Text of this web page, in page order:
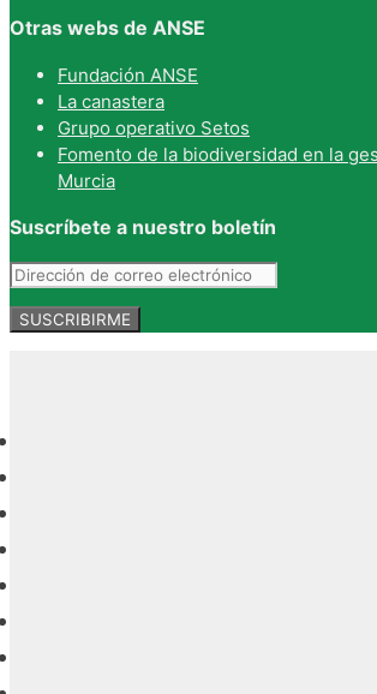
Otras webs de ANSE
Fundación ANSE
La canastera
Grupo operativo Setos
Fomento de la biodiversidad en la
Murcia
Suscríbete a nuestro boletín